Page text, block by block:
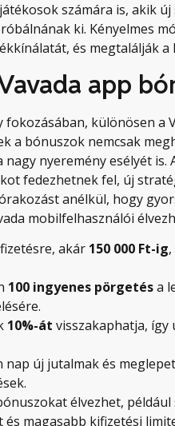
számára is, akik
ki. Kényelmes
és megtalálják a
app
különösen a
a bónuszok nemcsak
nyeremény esélyét is.
fedezhetnek fel, új
anélkül, hogy
mobilfelhasználói
akár 150 000 Ft-ig
100 ingyenes pörgetésa
10%-át visszakaphatja,
új jutalmak és
élvezhet,
és magasabb kifizetési